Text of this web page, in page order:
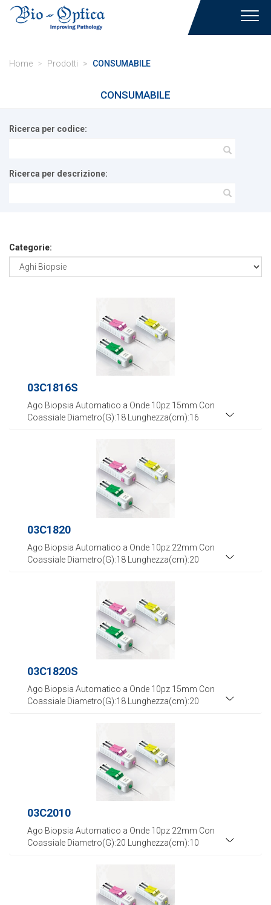
Home Prodotti CONSUMABILE
CONSUMABILE
Ricerca per codice:
Ricerca per descrizione:
Categorie:
03C1816S
Ago Biopsia Automatico a Onde 10pz 15mm Con
Coassiale Diametro(G):18 Lunghezza(cm):16
03C1820
Ago Biopsia Automatico a Onde 10pz 22mm Con
Coassiale Diametro(G):18 Lunghezza(cm):20
03C1820S
Ago Biopsia Automatico a Onde 10pz 15mm Con
Coassiale Diametro(G):18 Lunghezza(cm):20
03C2010
Ago Biopsia Automatico a Onde 10pz 22mm Con
Coassiale Diametro(G):20 Lunghezza(cm):10